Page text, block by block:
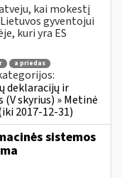
kai mokestį
gyventojui
kuri yra ES
a priedas
deklaracijų ir
skyrius) » Metinė
2017-12-31)
sistemos